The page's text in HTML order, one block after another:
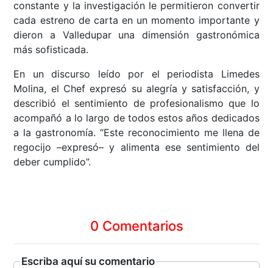
constante y la investigación le permitieron convertir
cada estreno de carta en un momento importante y
dieron a Valledupar una dimensión gastronómica
más sofisticada.
En un discurso leído por el periodista Limedes
Molina, el Chef expresó su alegría y satisfacción, y
describió el sentimiento de profesionalismo que lo
acompañó a lo largo de todos estos años dedicados
a la gastronomía. “Este reconocimiento me llena de
regocijo –expresó– y alimenta ese sentimiento del
deber cumplido”.
0 Comentarios
Escriba aquí su comentario